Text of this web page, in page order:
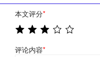
本文评分*
评论内容*